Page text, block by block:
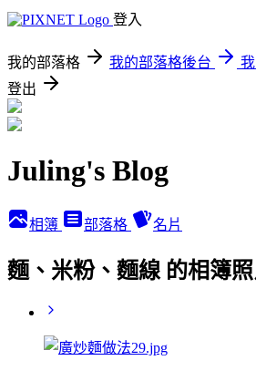
登入
我的部落格 我的部落格後台
登出
Juling's Blog
相簿 部落格 名片
麵、米粉、麵線 的相簿照